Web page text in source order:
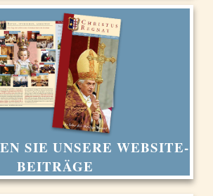
SIE UNSERE WEBSITE-
BEITRÄGE